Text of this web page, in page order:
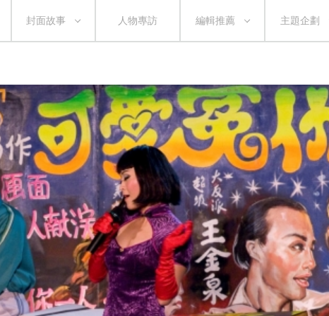
封面故事 人物專訪 編輯推薦 主題企劃